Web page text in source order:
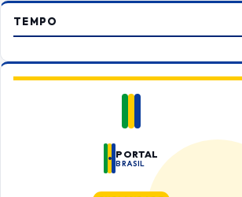
TEMPO
PORTAL
BRASIL